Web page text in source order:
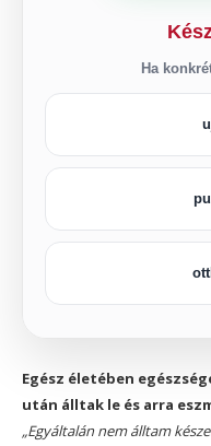
Ha
Egész életében
után álltak le és arra
„Egyáltalán nem álltam